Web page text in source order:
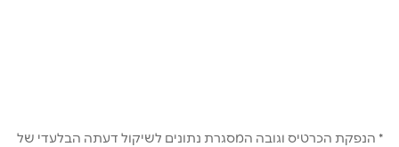
טלפון*
* הנפקת הכרטיס וגובה המסגרת נתונים לשיקול דעתה הבלעדי של